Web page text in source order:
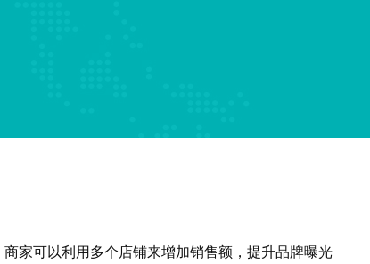
家可以利用多个店铺来增加销售额，提升品牌曝光